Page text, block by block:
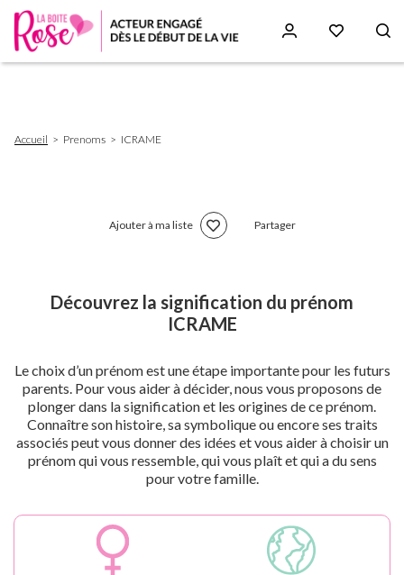
d'Ariane
Accueil Prenoms ICRAME
Ajouter à ma liste Partager
Découvrez la signification du prénom
ICRAME
Le choix d’un prénom est une étape importante pour les futurs
parents. Pour vous aider à décider, nous vous proposons de
plonger dans la signification et les origines de ce prénom.
Connaître son histoire, sa symbolique ou encore ses traits
associés peut vous donner des idées et vous aider à choisir un
prénom qui vous ressemble, qui vous plaît et qui a du sens
pour votre famille.